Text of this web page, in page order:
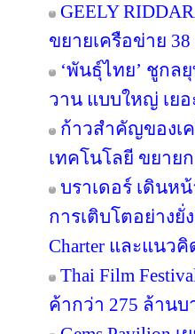
GEELY
ขยายเครือข่าย
‘พันธุ์ไทย’ ชูกล
วาน แบบใหญ่ เยอ
ก้าวสำคัญของเ
เทคโนโลยี ขยาย
บราเดอร์ เดินห
การเติบโตอย่างยั่
Charter และแนวคิ
Thai Film
ค้ากว่า 275 ล้านบ